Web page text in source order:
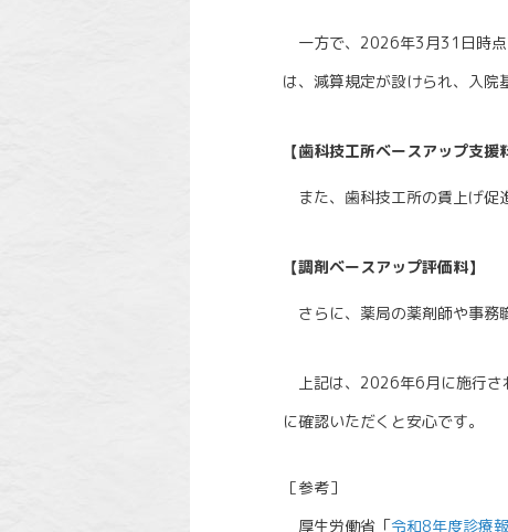
一方で、2026年3月31日時点
は、減算規定が設けられ、入院
【歯科技工所ベースアップ支援
また、歯科技工所の賃上げ促
【調剤ベースアップ評価料】
さらに、薬局の薬剤師や事務
上記は、2026年6月に施行さ
に確認いただくと安心です。
［参考］
厚生労働省「令和8年度診療